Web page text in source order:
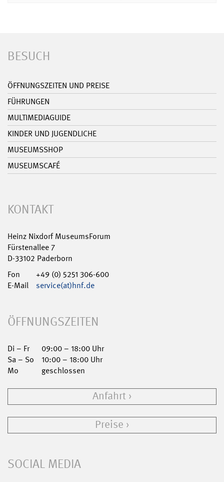
BESUCH
ÖFFNUNGSZEITEN UND PREISE
FÜHRUNGEN
MULTIMEDIAGUIDE
KINDER UND JUGENDLICHE
MUSEUMSSHOP
MUSEUMSCAFÉ
KONTAKT
Heinz Nixdorf MuseumsForum
Fürstenallee 7
D-33102 Paderborn
Fon
+49 (0) 5251 306-600
E-Mail
service(at)hnf.de
ÖFFNUNGSZEITEN
Di – Fr
09:00 – 18:00 Uhr
Sa – So
10:00 – 18:00 Uhr
Mo
geschlossen
Anfahrt
Preise
SOCIAL MEDIA